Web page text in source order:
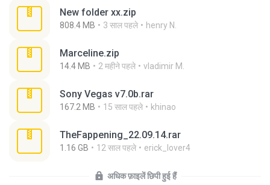
New folder xx.zip
808.4 MB 3 साल पहले henry N.
Marceline.zip
14.4 MB 2 महीने पहले vladimir M.
Sony Vegas v7.0b.rar
167.2 MB 15 साल पहले khinao
TheFappening_22.09.14.rar
1.16 GB 12 साल पहले erick_lover4
अधिक फ़ाइलें छिपी हुई हैं